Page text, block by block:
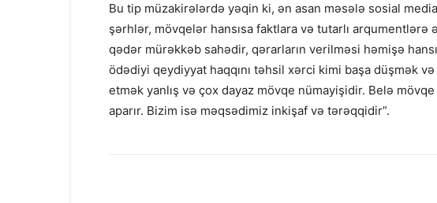
Bu tip müzakirələrdə yəqin ki, ən asan məsələ sosial
şərhlər, mövqelər hansısa faktlara və tutarlı arqumentlərə
qədər mürəkkəb sahədir, qərarların verilməsi həmişə
ödədiyi qeydiyyat haqqını təhsil xərci kimi başa düşmək
etmək yanlış və çox dayaz mövqe nümayişidir. Belə
aparır. Bizim isə məqsədimiz inkişaf və tərəqqidir”.